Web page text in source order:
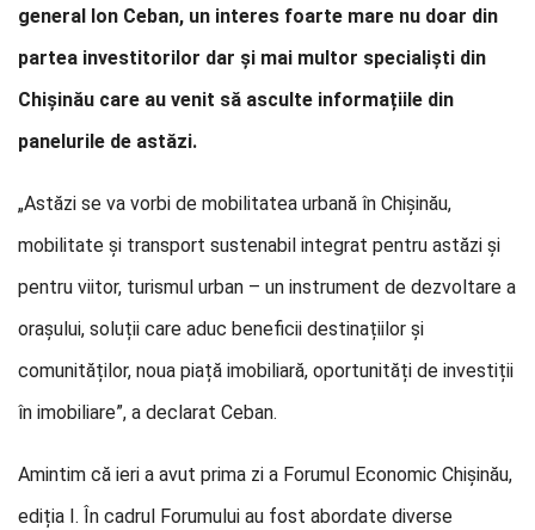
general Ion Ceban, un interes foarte mare nu doar din
partea investitorilor dar și mai multor specialiști din
Chișinău care au venit să asculte informațiile din
panelurile de astăzi.
„Astăzi se va vorbi de mobilitatea urbană în Chișinău,
mobilitate și transport sustenabil integrat pentru astăzi și
pentru viitor, turismul urban – un instrument de dezvoltare a
orașului, soluții care aduc beneficii destinațiilor și
comunităților, noua piață imobiliară, oportunități de investiții
în imobiliare”, a declarat Ceban.
Amintim că ieri a avut prima zi a Forumul Economic Chișinău,
ediția I. În cadrul Forumului au fost abordate diverse